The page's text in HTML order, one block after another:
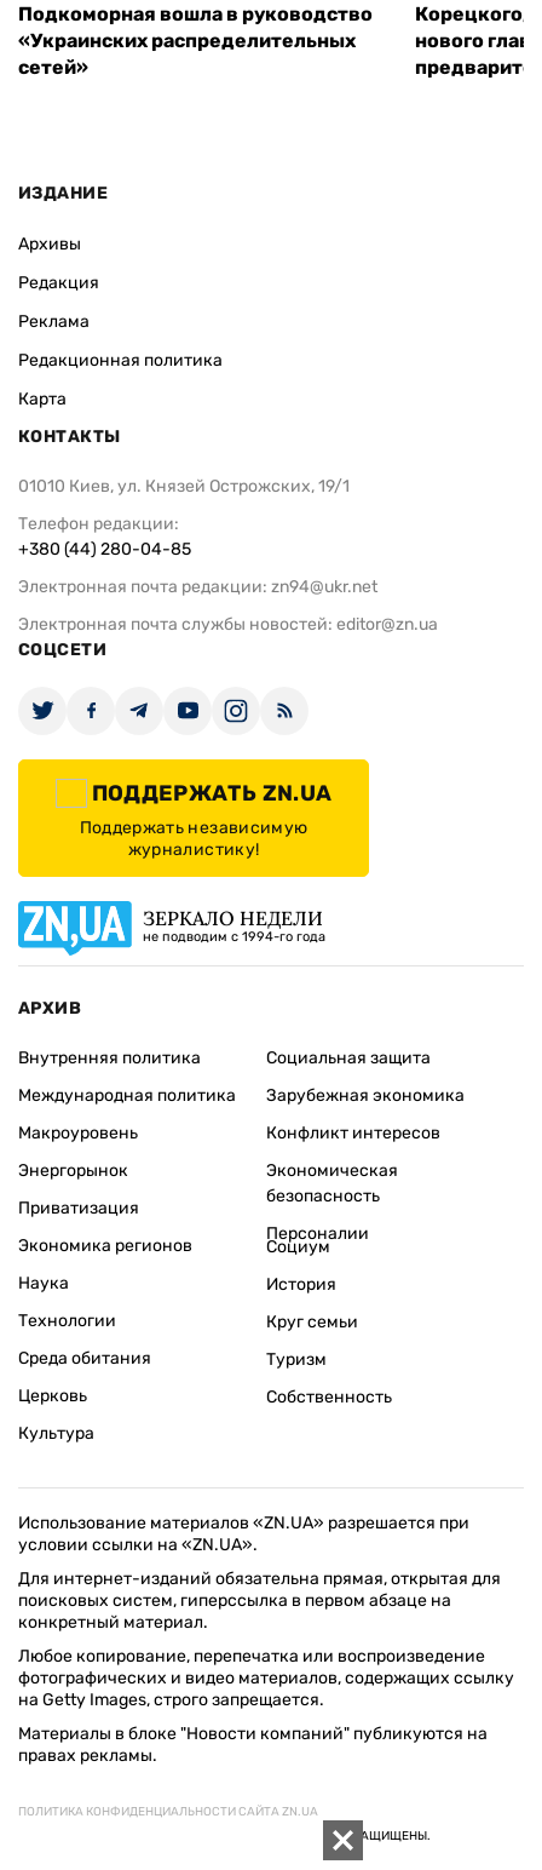
Подкоморная вошла в руководство
«Украинских распределительных
сетей»
Корецкого,
нового
ИЗДАНИЕ
Архивы
Редакция
Реклама
Редакционная политика
Карта
КОНТАКТЫ
01010 Киев, ул. Князей Острожских, 19/1
Телефон редакции:
+380 (44) 280-04-85
Электронная почта редакции: zn94@ukr.net
Электронная почта службы новостей: editor@zn.ua
СОЦСЕТИ
ПОДДЕРЖАТЬ ZN.UA
Поддержать независимую
журналистику!
ЗЕРКАЛО НЕДЕЛИ
не подводим с 1994-го года
АРХИВ
Внутренняя политика
Международная политика
Макроуровень
Энергорынок
Приватизация
Экономика регионов
Социальная защита
Зарубежная экономика
Конфликт интересов
Экономическая
безопасность
Персоналии
Наука
Технологии
Среда обитания
Церковь
Культура
Социум
История
Круг семьи
Туризм
Собственность
Использование материалов «ZN.UA» разрешается при
условии ссылки на «ZN.UA».
Для интернет-изданий обязательна прямая, открытая для
поисковых систем, гиперссылка в первом абзаце на
конкретный материал.
Любое копирование, перепечатка или воспроизведение
фотографических и видео материалов, содержащих ссылку
на Getty Images, строго запрещается.
Материалы в блоке "Новости компаний" публикуются на
правах рекламы.
ПОЛИТИКА КОНФИДЕНЦИАЛЬНОСТИ САЙТА ZN.UA
© 1994–2026 «ЗЕРКАЛО НЕДЕЛИ. УКРАИНА». ВСЕ ПРАВА ЗАЩИЩЕНЫ.